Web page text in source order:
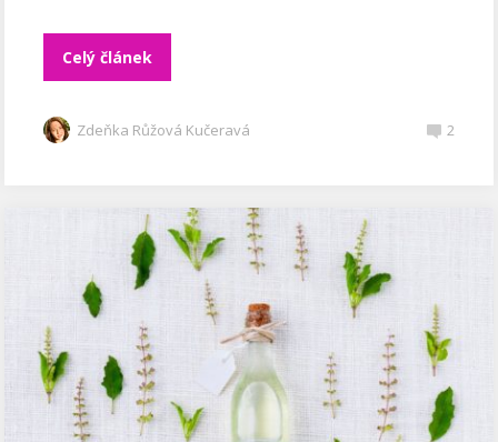
Celý článek
Zdeňka Růžová Kučeravá 2